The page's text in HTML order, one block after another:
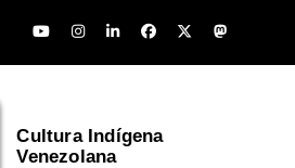
Cultura Indígena
Venezolana